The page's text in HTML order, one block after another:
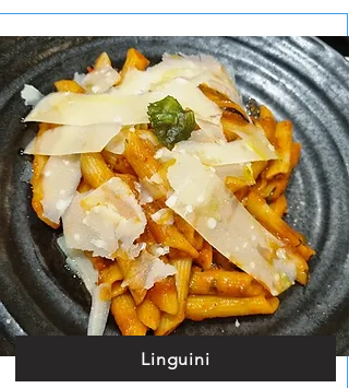
Linguini